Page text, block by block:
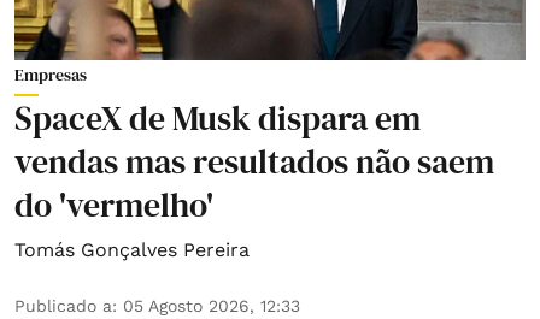
Empresas
SpaceX de Musk dispara em
vendas mas resultados não saem
do 'vermelho'
Tomás Gonçalves Pereira
Publicado a: 05 Agosto 2026, 12:33